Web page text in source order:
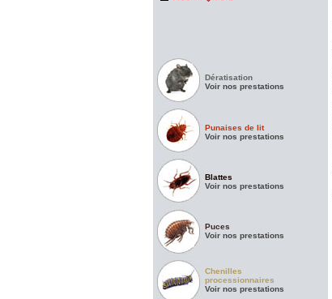
Dératisation
Voir nos prestations
Punaises de lit
Voir nos prestations
Blattes
Voir nos prestations
Puces
Voir nos prestations
Chenilles
processionnaires
Voir nos prestations